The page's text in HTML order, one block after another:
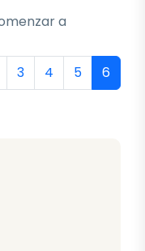
a
Página
3 Página
4 Página
5 6